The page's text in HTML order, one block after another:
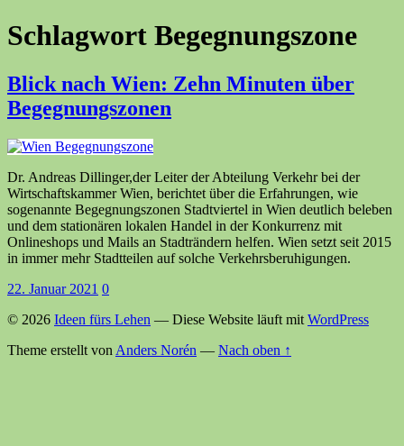
Schlagwort Begegnungszone
Blick nach Wien: Zehn Minuten über
Begegnungszonen
Dr. Andreas Dillinger,der Leiter der Abteilung Verkehr bei der
Wirtschaftskammer Wien, berichtet über die Erfahrungen, wie
sogenannte Begegnungszonen Stadtviertel in Wien deutlich beleben
und dem stationären lokalen Handel in der Konkurrenz mit
Onlineshops und Mails an Stadträndern helfen. Wien setzt seit 2015
in immer mehr Stadtteilen auf solche Verkehrsberuhigungen.
22. Januar 2021 0
© 2026 Ideen fürs Lehen — Diese Website läuft mit WordPress
Theme erstellt von Anders Norén — Nach oben ↑